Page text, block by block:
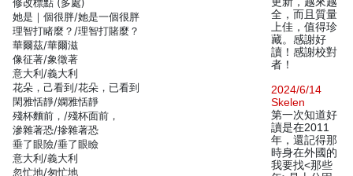
她是｜個很胖/她是一個很胖
理智打睹麼？/理智打賭麼？
華爾茲/華爾滋
像征著/象徵著
意大利/義大利
花朵，己看到/花朵，已看到
閑雅恬靜/嫻雅恬靜
殘杯麵前，/殘杯面前，
滲雜著恐/摻雜著恐
垂了眼險/垂了眼瞼
意大利/義大利
忽忙地/匆忙地
全，而且質量
上佳，值得珍
藏。感謝好
讀！感謝校對
者！
2024/6/14
Skelen
第一次知道好
讀是在2011
年，還記得那
時身在外國的
我要找<那些